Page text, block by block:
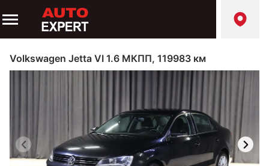
Volkswagen Jetta VI 1.6 МКПП, 119983 км